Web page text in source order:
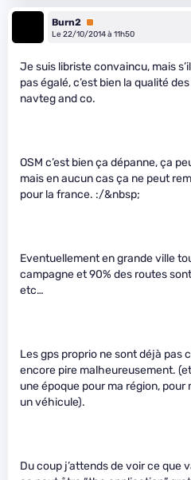
Burn2 Premium
Le 22/10/2014 à 11h50
Je suis libriste convaincu, mais
pas égalé, c’est bien la qualité
navteg and co.
OSM c’est bien ça dépanne, ça
mais en aucun cas ça ne peut
pour la france. :/&nbsp;
Eventuellement en grande ville
campagne et 90% des routes
etc…
Les gps proprio ne sont déjà pas
encore pire malheureusement.
une époque pour ma région,
un véhicule).
Du coup j’attends de voir ce que